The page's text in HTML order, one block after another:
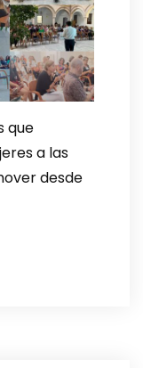
que
a las
desde